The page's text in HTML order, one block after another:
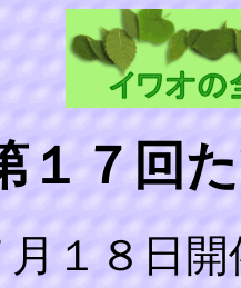
１７回
月１８日開